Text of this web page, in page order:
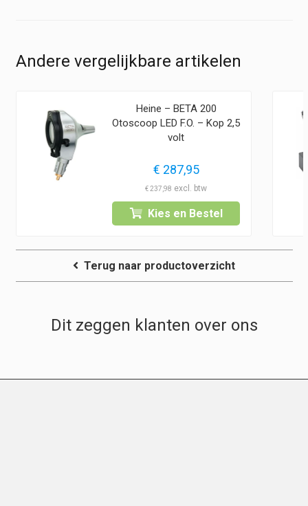
Andere vergelijkbare artikelen
Heine – BETA 200
Otoscoop LED F.O. – Kop 2,5
volt
€ 287,95
€237,98
Kies en Bestel
Terug naar productoverzicht
Dit zeggen klanten over ons